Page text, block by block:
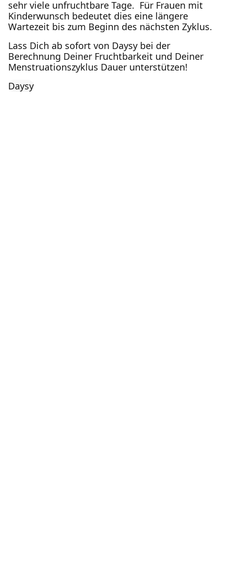
sehr viele unfruchtbare Tage. Für Frauen mit
Kinderwunsch bedeutet dies eine längere
Wartezeit bis zum Beginn des nächsten Zyklus.
Lass Dich ab sofort von Daysy bei der
Berechnung Deiner Fruchtbarkeit und Deiner
Menstruationszyklus Dauer unterstützen!
Daysy